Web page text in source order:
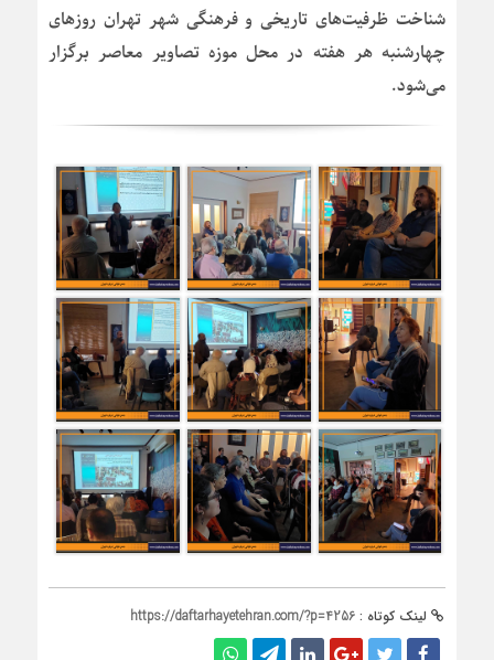
شناخت ظرفیت‌های تاریخی و فرهنگی شهر تهران روزهای
چهارشنبه هر هفته در محل موزه تصاویر معاصر برگزار
می‌شود.
لینک کوتاه : https://daftarhayetehran.com/?p=4256